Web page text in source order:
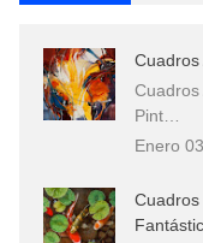
Pint…
Enero